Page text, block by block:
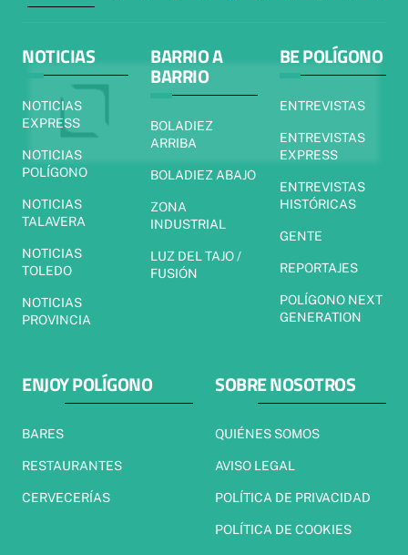
NOTICIAS
NOTICIAS
EXPRESS
NOTICIAS
POLÍGONO
NOTICIAS
TALAVERA
NOTICIAS
TOLEDO
NOTICIAS
PROVINCIA
BARRIO A
BARRIO
BOLADIEZ
ARRIBA
BOLADIEZ ABAJO
ZONA
INDUSTRIAL
LUZ DEL TAJO /
FUSIÓN
BE POLÍGONO
ENTREVISTAS
ENTREVISTAS
EXPRESS
ENTREVISTAS
HISTÓRICAS
GENTE
REPORTAJES
POLÍGONO NEXT
GENERATION
ENJOY POLÍGONO
BARES
RESTAURANTES
CERVECERÍAS
SOBRE NOSOTROS
QUIÉNES SOMOS
AVISO LEGAL
POLÍTICA DE PRIVACIDAD
POLÍTICA DE COOKIES